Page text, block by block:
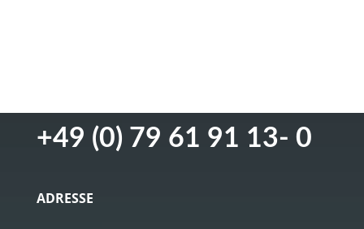
+49 (0) 79 61 91 13- 0
ADRESSE